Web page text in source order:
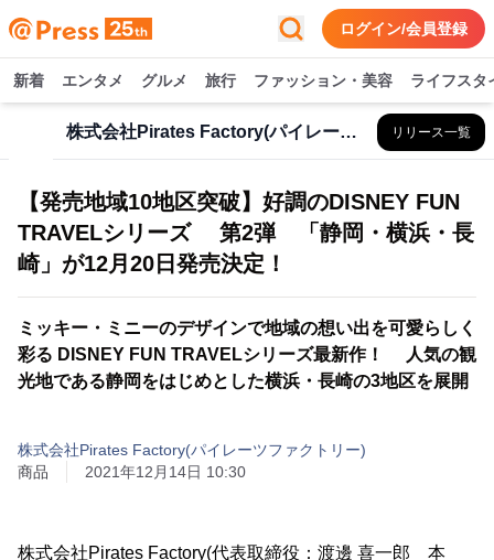
ログイン/会員登録
新着 エンタメ グルメ 旅行 ファッション・美容 ライフスタ
株式会社Pirates Factory(パイレーツファクトリー) リリース一覧
【発売地域10地区突破】好調のDISNEY FUN
TRAVELシリーズ 第2弾 「静岡・横浜・長
崎」が12月20日発売決定！
ミッキー・ミニーのデザインで地域の想い出を可愛らしく
彩る DISNEY FUN TRAVELシリーズ最新作！ 人気の観
光地である静岡をはじめとした横浜・長崎の3地区を展開
株式会社Pirates Factory(パイレーツファクトリー)
商品
2021年12月14日 10:30
株式会社Pirates Factory(代表取締役：渡邊 喜一郎 本